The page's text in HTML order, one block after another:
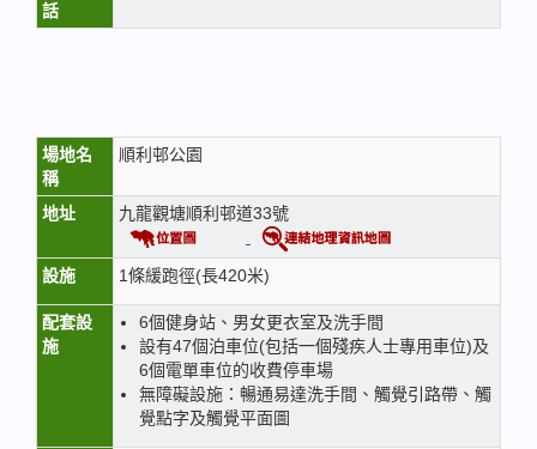
話
場地名
稱
順利邨公園
地址 九龍觀塘順利邨道33號
設施 1條緩跑徑(長420米)
配套設
施
6個健身站、男女更衣室及洗手間
設有47個泊車位(包括一個殘疾人士專用車位)及
6個電單車位的收費停車場
無障礙設施：暢通易達洗手間、觸覺引路帶、觸
覺點字及觸覺平面圖